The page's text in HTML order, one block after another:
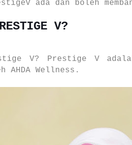
ada dan boleh
V?
V? Prestige V
AHDA Wellness.